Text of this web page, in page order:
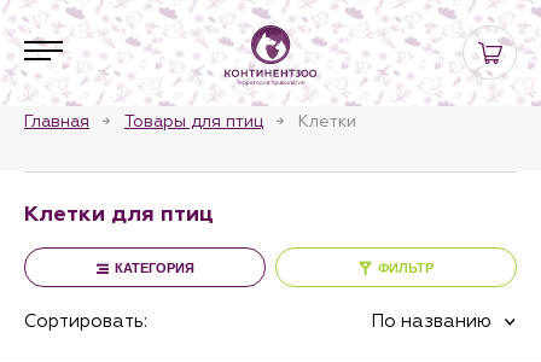
Главная Товары для птиц Клетки
Клетки для птиц
КАТЕГОРИЯ ФИЛЬТР
Сортировать: По названию